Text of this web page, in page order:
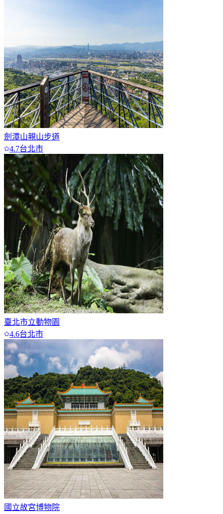
劍潭山親山步道
4.7台北市
臺北市立動物園
4.6台北市
國立故宮博物院